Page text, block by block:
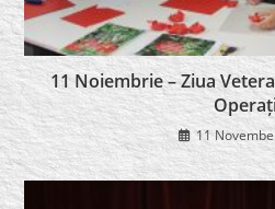
11 Noiembrie – Ziua
11